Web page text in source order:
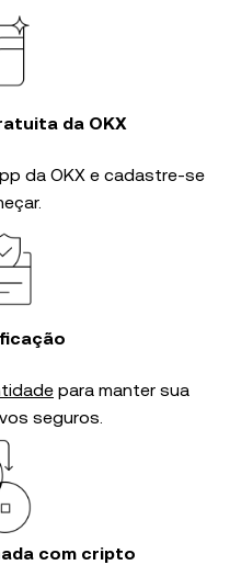
da OKX
da OKX e cadastre-se
para manter sua
seguros.
com cripto